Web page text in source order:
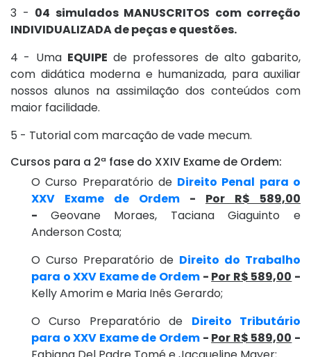
3 - 04 simulados MANUSCRITOS com correção
INDIVIDUALIZADA de peças e questões.
4 - Uma EQUIPE de professores de alto gabarito,
com didática moderna e humanizada, para auxiliar
nossos alunos na assimilação dos conteúdos com
maior facilidade.
5 - Tutorial com marcação de vade mecum.
Cursos para a 2ª fase do XXIV Exame de Ordem:
O Curso Preparatório de Direito Penal para o
XXV Exame de Ordem - Por R$ 589,00
- Geovane Moraes, Taciana Giaguinto e
Anderson Costa;
O Curso Preparatório de Direito do Trabalho
para o XXV Exame de Ordem - Por R$ 589,00 -
Kelly Amorim e Maria Inês Gerardo;
O Curso Preparatório de Direito Tributário
para o XXV Exame de Ordem - Por R$ 589,00 -